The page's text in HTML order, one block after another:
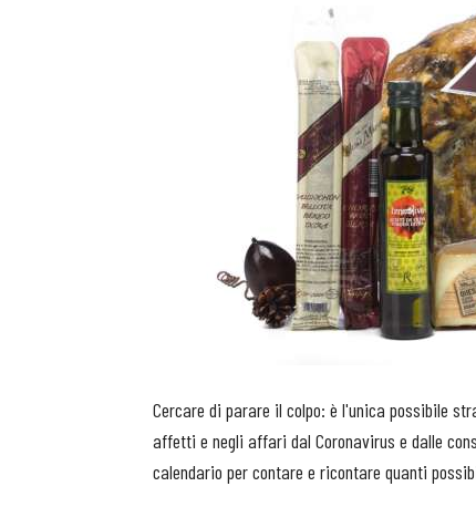
Cercare di parare il colpo: è l'unica possibile
affetti e negli affari dal Coronavirus e dalle
calendario per contare e ricontare quanti